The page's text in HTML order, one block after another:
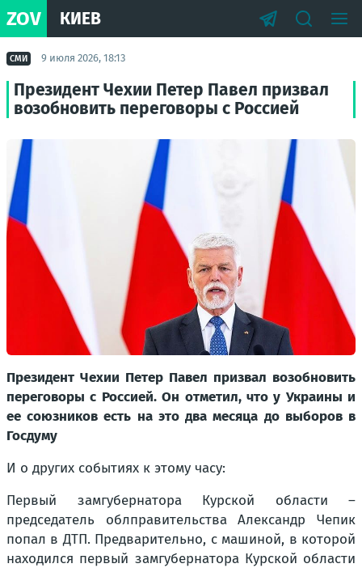
ZOV КИЕВ
СМИ 9 июля 2026, 18:13
Президент Чехии Петер Павел призвал
возобновить переговоры с Россией
Президент Чехии Петер Павел призвал возобновить
переговоры с Россией. Он отметил, что у Украины и
ее союзников есть на это два месяца до выборов в
Госдуму
И о других событиях к этому часу:
Первый замгубернатора Курской области –
председатель облправительства Александр Чепик
попал в ДТП. Предварительно, с машиной, в которой
находился первый замгубернатора Курской области